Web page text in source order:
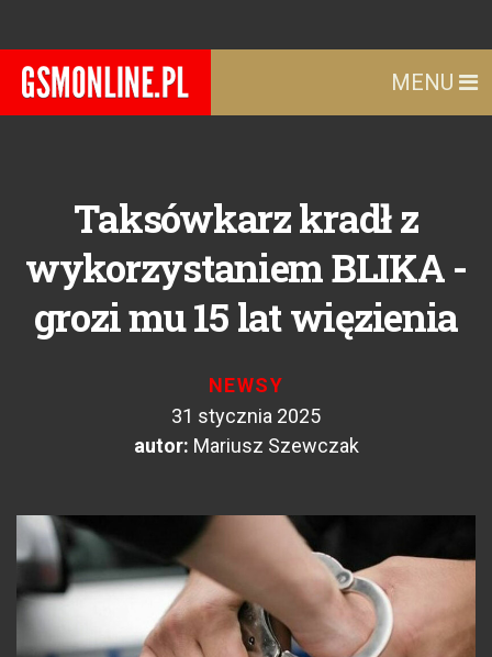
MENU
Taksówkarz kradł z
wykorzystaniem BLIKA -
grozi mu 15 lat więzienia
NEWSY
31 stycznia 2025
autor: Mariusz Szewczak